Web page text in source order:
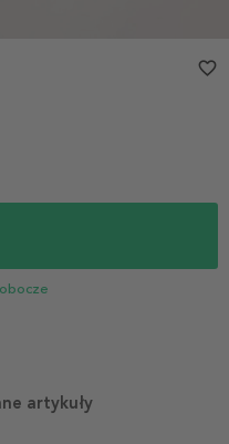
favorite_border
artykuły